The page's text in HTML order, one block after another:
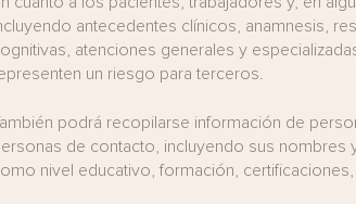
antecedentes clínicos, anamnesis,
atenciones generales y
un riesgo para terceros.
podrá recopilarse información de
de contacto, incluyendo sus nombres
nivel educativo, formación,